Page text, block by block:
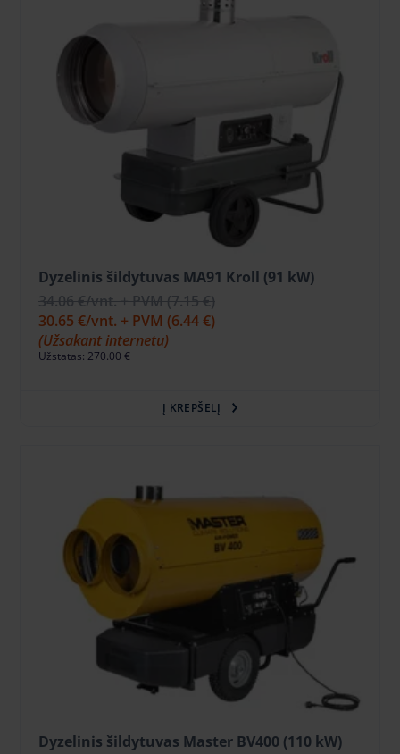
Dyzelinis šildytuvas MA91 Kroll (91 kW)
34.06 €/vnt. + PVM(7.15 €)
30.65 €/vnt. + PVM (6.44 €)
(Užsakant internetu)
Užstatas: 270.00 €
Į KREPŠELĮ
Dyzelinis šildytuvas Master BV400 (110 kW)